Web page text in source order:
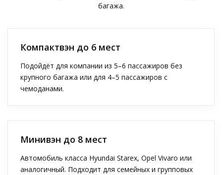
багажа.
Компактвэн до 6 мест
Подойдёт для компании из 5–6 пассажиров без
крупного багажа или для 4–5 пассажиров с
чемоданами.
Минивэн до 8 мест
Автомобиль класса Hyundai Starex, Opel Vivaro или
аналогичный. Подходит для семейных и групповых